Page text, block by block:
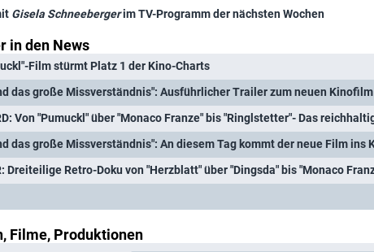
Gisela Schneebergerim TV-Programm der nächsten Wochen
in den News
Film stürmt Platz 1 der Kino-Charts
das große Missverständnis": Ausführlicher Trailer zum neuen Kinofilm
Filme, Produktionen